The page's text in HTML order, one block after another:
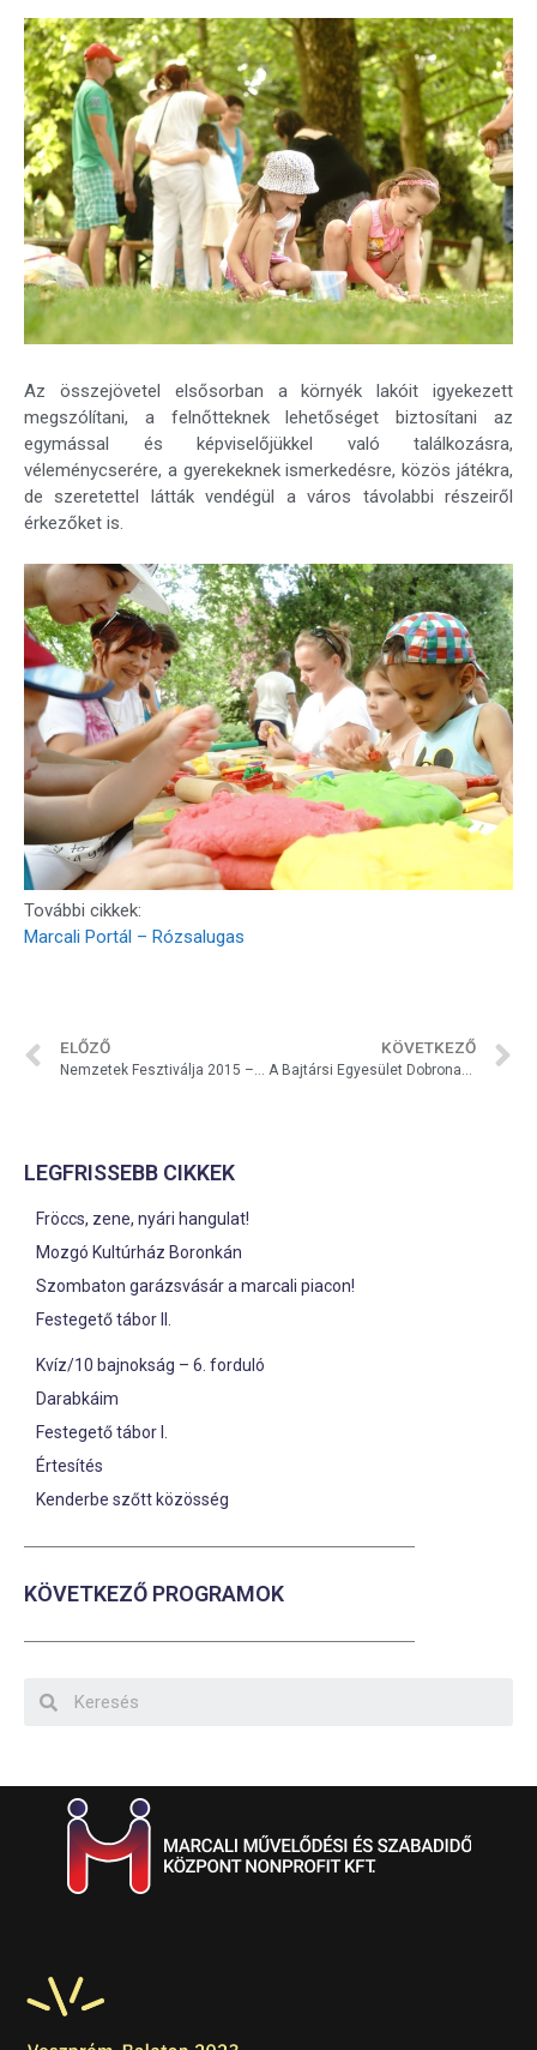
Az összejövetel elsősorban a környék lakóit igyekezett
megszólítani, a felnőtteknek lehetőséget biztosítani az
egymással és képviselőjükkel való találkozásra,
véleménycserére, a gyerekeknek ismerkedésre, közös játékra,
de szeretettel látták vendégül a város távolabbi részeiről
érkezőket is.
További cikkek:
Marcali Portál – Rózsalugas
ELŐZŐ
Nemzetek Fesztiválja 2015 – programkalauz
KÖVETKEZŐ
A Bajtársi Egyesület Dobronakban
LEGFRISSEBB CIKKEK
Fröccs, zene, nyári hangulat!
Mozgó Kultúrház Boronkán
Szombaton garázsvásár a marcali piacon!
Festegető tábor II.
Kvíz/10 bajnokság – 6. forduló
Darabkáim
Festegető tábor I.
Értesítés
Kenderbe szőtt közösség
KÖVETKEZŐ PROGRAMOK